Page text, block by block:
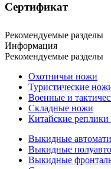
Сертификат
Рекомендуемые разделы
Информация
Рекомендуемые разделы
Охотничьи ножи
Туристические
Военные и
Складные ножи
Китайские
Выкидные
Выкидные
Выкидные